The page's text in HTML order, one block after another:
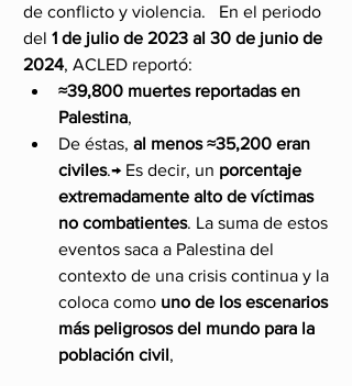
de conflicto y violencia.   En el periodo
del 1 de julio de 2023 al 30 de junio de
2024, ACLED reportó:
≈39,800 muertes reportadas en
Palestina,
De éstas, al menos ≈35,200 eran
civiles.→ Es decir, un porcentaje
extremadamente alto de víctimas
no combatientes. La suma de estos
eventos saca a Palestina del
contexto de una crisis continua y la
coloca como uno de los escenarios
más peligrosos del mundo para la
población civil,